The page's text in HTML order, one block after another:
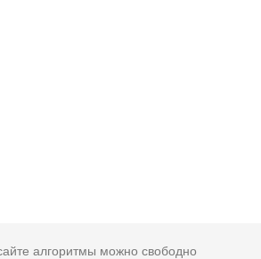
алгоритмы можно свободно